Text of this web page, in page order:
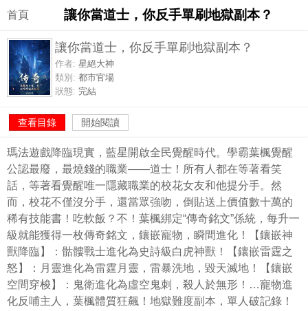
首頁 讓你當道士，你反手單刷地獄副本？
讓你當道士，你反手單刷地獄副本？
作者: 星絕大神
類別: 都市官場
狀態: 完結
查看目錄 開始閱讀
瑪法遊戲降臨現實，藍星開啟全民覺醒時代。學霸葉楓覺醒
公認最廢，最燒錢的職業——道士！所有人都在等著看笑
話，等著看覺醒唯一隱藏職業的校花女友和他提分手。然
而，校花不僅沒分手，還當眾強吻，倒貼送上價值數十萬的
稀有技能書！吃軟飯？不！葉楓綁定“傳奇銘文”係統，每升一
級就能獲得一枚傳奇銘文，鑲嵌寵物，瞬間進化！【鑲嵌神
獸降臨】：骷髏戰士進化為史詩級白虎神獸！【鑲嵌雷霆之
怒】：月靈進化為雷霆月靈，雷暴洗地，毀天滅地！【鑲嵌
空間穿梭】：鬼衛進化為虛空鬼刺，殺人於無形！…寵物進
化反哺主人，葉楓體質狂飆！地獄難度副本，單人破記錄！